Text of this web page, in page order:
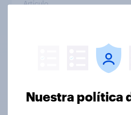
Artículo
YouGov España:
crecimiento en WOM
Nuestra política